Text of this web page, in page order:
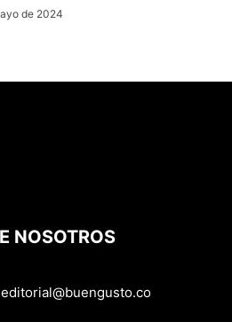
de 2024
NOSOTROS
editorial@buengusto.co